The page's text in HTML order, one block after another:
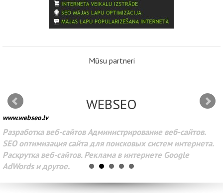
Mūsu partneri
WEBSEO
www.webseo.lv
Разработка веб-сайтов Администрирование веб-сайтов.
SEO оптимизация сайта для поисковых систем интернета.
Раскрутка веб-сайтов. Реклама в интернете Google
AdWords и другое.